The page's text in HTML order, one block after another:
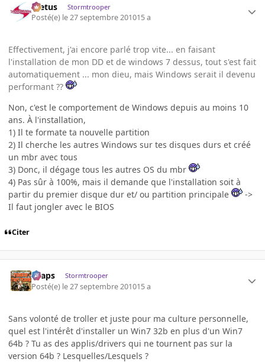
foetus Stormtrooper
Posté(e) le 27 septembre 201015 a
Effectivement, j'ai encore parlé trop vite... en faisant
l'installation de mon DD et de windows 7 dessus, tout s'est fait
automatiquement ... mon dieu, mais Windows serait il devenu
performant ??
Non, c'est le comportement de Windows depuis au moins 10
ans. À l'installation,
1) Il te formate ta nouvelle partition
2) Il cherche les autres Windows sur tes disques durs et créé
un mbr avec tous
3) Donc, il dégage tous les autres OS du mbr
4) Pas sûr à 100%, mais il demande que l'installation soit à
partir du premier disque dur et/ ou partition principale
->
Il faut jongler avec le BIOS
Citer
chaps Stormtrooper
Posté(e) le 27 septembre 201015 a
Sans volonté de troller et juste pour ma culture personnelle,
quel est l'intérêt d'installer un Win7 32b en plus d'un Win7
64b ? Tu as des applis/drivers qui ne tournent pas sur la
version 64b ? Lesquelles/Lesquels ?